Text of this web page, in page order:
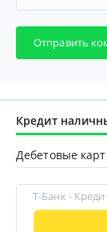
Отправить
Кредит
Дебетовые
Т-Банк -